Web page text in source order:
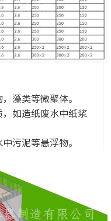
藻类等微聚体。
如造纸废水中纸浆
污泥等悬浮物。